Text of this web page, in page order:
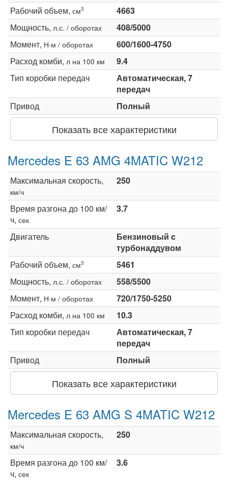
Рабочий объем, см3
4663
Мощность, л.с. / оборотах
408/5000
Момент, Н·м / оборотах
600/1600-4750
Расход комби, л на 100 км
9.4
Тип коробки передач
Автоматическая, 7
передач
Привод
Полный
Показать все характеристики
Mercedes E 63 AMG 4MATIC W212
Максимальная скорость,
км/ч
250
Время разгона до 100 км/
ч, сек
3.7
Двигатель
Бензиновый c
турбонаддувом
Рабочий объем, см3
5461
Мощность, л.с. / оборотах
558/5500
Момент, Н·м / оборотах
720/1750-5250
Расход комби, л на 100 км
10.3
Тип коробки передач
Автоматическая, 7
передач
Привод
Полный
Показать все характеристики
Mercedes E 63 AMG S 4MATIC W212
Максимальная скорость,
км/ч
250
Время разгона до 100 км/
ч, сек
3.6